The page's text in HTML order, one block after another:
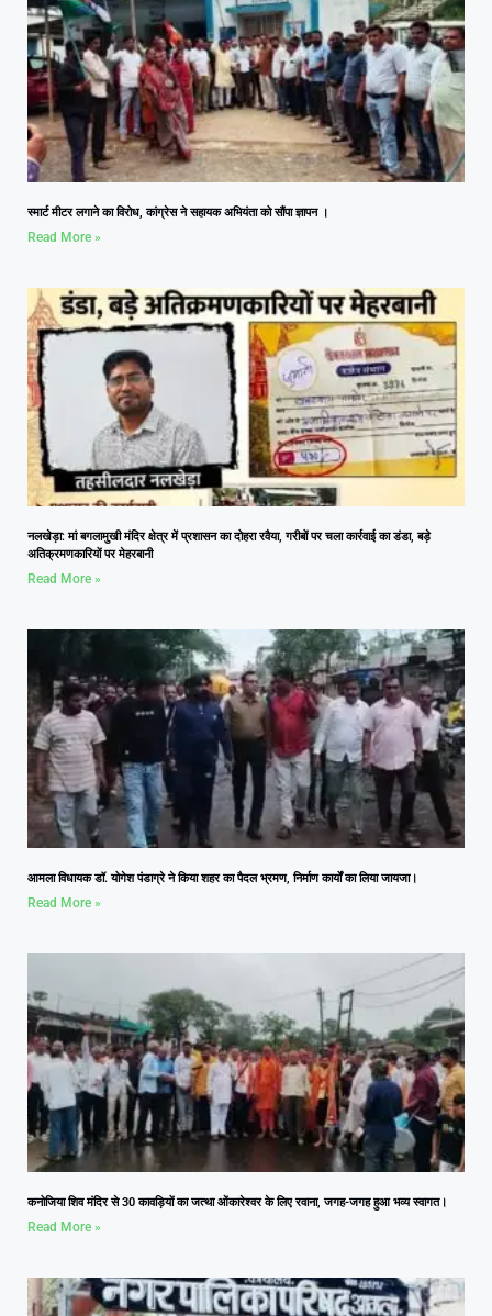
स्मार्ट मीटर लगाने का विरोध, कांग्रेस ने सहायक अभियंता को सौंपा ज्ञापन ।
Read More »
नलखेड़ा: मां बगलामुखी मंदिर क्षेत्र में प्रशासन का दोहरा रवैया, गरीबों पर चला कार्रवाई का डंडा, बड़े
अतिक्रमणकारियों पर मेहरबानी
Read More »
आमला विधायक डॉ. योगेश पंडाग्रे ने किया शहर का पैदल भ्रमण, निर्माण कार्यों का लिया जायजा।
Read More »
कनोजिया शिव मंदिर से 30 कावड़ियों का जत्था ओंकारेश्वर के लिए रवाना, जगह-जगह हुआ भव्य स्वागत।
Read More »